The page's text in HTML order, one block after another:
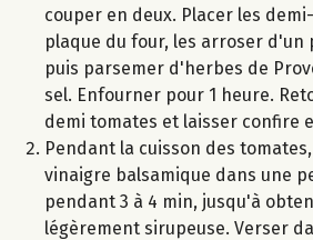
couper en deux. Placer les
plaque du four, les arroser d'un
puis parsemer d'herbes de
sel. Enfourner pour 1 heure.
demi tomates et laisser confire
Pendant la cuisson des
vinaigre balsamique dans une
pendant 3 à 4 min, jusqu'à
légèrement sirupeuse. Verser